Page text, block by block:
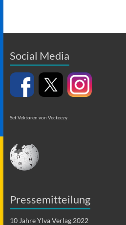
Social Media
Set Vektoren von Vecteezy
Pressemitteilung
10 Jahre Ylva Verlag 2022